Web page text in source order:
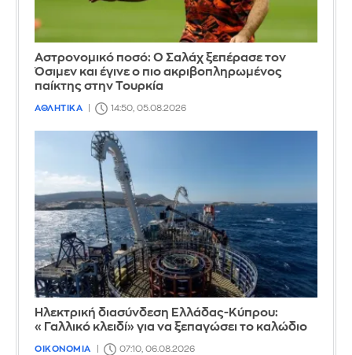
Αστρονομικό ποσό: Ο Σαλάχ ξεπέρασε τον
Όσιμεν και έγινε ο πιο ακριβοπληρωμένος
παίκτης στην Τουρκία
ΑΘΛΗΤΙΚΑ 14:50, 05.08.2026
Ηλεκτρική διασύνδεση Ελλάδας-Κύπρου:
«Γαλλικό κλειδί» για να ξεπαγώσει το καλώδιο
ΟΙΚΟΝΟΜΙΑ 07:10, 06.08.2026